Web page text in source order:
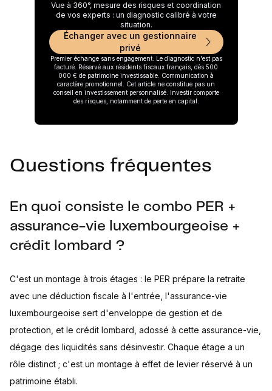
Vue à 360°, mesure des risques et coordination
de vos experts : un diagnostic calibré à votre
situation.
Échanger avec un gestionnaire
privé
Premier échange sans engagement. Le diagnostic n'est pas
facturé. Réservé aux résidents fiscaux français, dès 500
000 € de patrimoine investissable. Communication à
caractère promotionnel. Cet article ne constitue pas un
conseil en investissement personnalisé. Investir comporte
des risques, notamment de perte en capital.
Questions fréquentes
En quoi consiste le combo PER +
assurance-vie luxembourgeoise +
crédit lombard ?
C'est un montage à trois étages : le PER prépare la retraite
avec une déduction fiscale à l'entrée, l'assurance-vie
luxembourgeoise sert d'enveloppe de gestion et de
protection, et le crédit lombard, adossé à cette assurance-vie,
dégage des liquidités sans désinvestir. Chaque étage a un
rôle distinct ; c'est un montage à effet de levier réservé à un
patrimoine établi.